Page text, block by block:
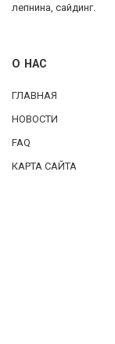
лепнина, сайдинг.
О НАС
ГЛАВНАЯ
НОВОСТИ
FAQ
КАРТА САЙТА